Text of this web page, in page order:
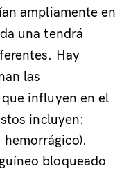
ampliamente en
una tendrá
Hay
las
influyen en el
incluyen:
bloqueado